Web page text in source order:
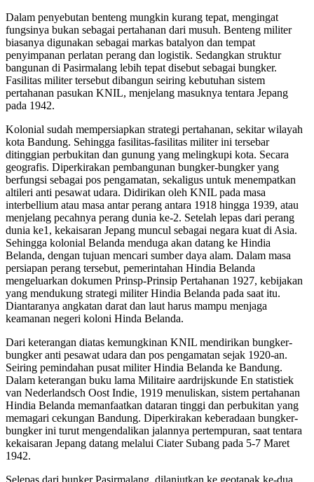
Dalam penyebutan benteng mungkin kurang tepat, mengingat
fungsinya bukan sebagai pertahanan dari musuh. Benteng militer
biasanya digunakan sebagai markas batalyon dan tempat
penyimpanan perlatan perang dan logistik. Sedangkan struktur
bangunan di Pasirmalang lebih tepat disebut sebagai bungker.
Fasilitas militer tersebut dibangun seiring kebutuhan sistem
pertahanan pasukan KNIL, menjelang masuknya tentara Jepang
pada 1942.
Kolonial sudah mempersiapkan strategi pertahanan, sekitar wilayah
kota Bandung. Sehingga fasilitas-fasilitas militer ini tersebar
ditinggian perbukitan dan gunung yang melingkupi kota. Secara
geografis. Diperkirakan pembangunan bungker-bungker yang
berfungsi sebagai pos pengamatan, sekaligus untuk menempatkan
altileri anti pesawat udara. Didirikan oleh KNIL pada masa
interbellium atau masa antar perang antara 1918 hingga 1939, atau
menjelang pecahnya perang dunia ke-2. Setelah lepas dari perang
dunia ke1, kekaisaran Jepang muncul sebagai negara kuat di Asia.
Sehingga kolonial Belanda menduga akan datang ke Hindia
Belanda, dengan tujuan mencari sumber daya alam. Dalam masa
persiapan perang tersebut, pemerintahan Hindia Belanda
mengeluarkan dokumen Prinsp-Prinsip Pertahanan 1927, kebijakan
yang mendukung strategi militer Hindia Belanda pada saat itu.
Diantaranya angkatan darat dan laut harus mampu menjaga
keamanan negeri koloni Hinda Belanda.
Dari keterangan diatas kemungkinan KNIL mendirikan bungker-
bungker anti pesawat udara dan pos pengamatan sejak 1920-an.
Seiring pemindahan pusat militer Hindia Belanda ke Bandung.
Dalam keterangan buku lama Militaire aardrijskunde En statistiek
van Nederlandsch Oost Indie, 1919 menuliskan, sistem pertahanan
Hindia Belanda memanfaatkan dataran tinggi dan perbukitan yang
memagari cekungan Bandung. Diperkirakan keberadaan bungker-
bungker ini turut mengendalikan jalannya pertempuran, saat tentara
kekaisaran Jepang datang melalui Ciater Subang pada 5-7 Maret
1942.
Selepas dari bunker Pasirmalang, dilanjutkan ke geotapak ke-dua